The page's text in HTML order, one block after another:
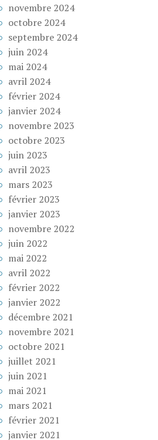
novembre 2024
octobre 2024
septembre 2024
juin 2024
mai 2024
avril 2024
février 2024
janvier 2024
novembre 2023
octobre 2023
juin 2023
avril 2023
mars 2023
février 2023
janvier 2023
novembre 2022
juin 2022
mai 2022
avril 2022
février 2022
janvier 2022
décembre 2021
novembre 2021
octobre 2021
juillet 2021
juin 2021
mai 2021
mars 2021
février 2021
janvier 2021